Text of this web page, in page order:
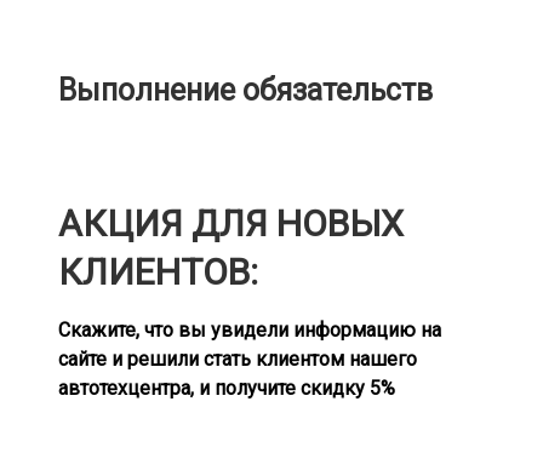
Выполнение обязательств
АКЦИЯ ДЛЯ НОВЫХ
КЛИЕНТОВ:
Скажите, что вы увидели информацию на
сайте и решили стать клиентом нашего
автотехцентра, и получите скидку 5%